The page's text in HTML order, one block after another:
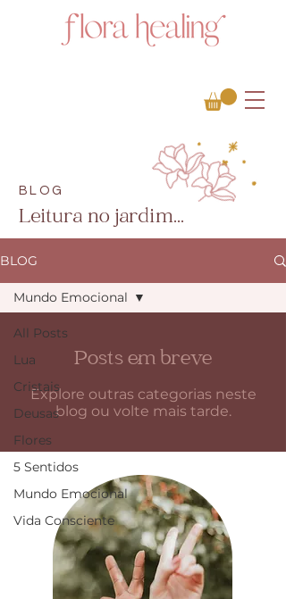
BLOG
Leitura no jardim...
BLOG
All Posts
Lua
Cristais
Deusas
Flores
5 Sentidos
Mundo Emocional
Vida Consciente
Mundo Emocional
Posts em breve
Explore outras categorias neste
blog ou volte mais tarde.